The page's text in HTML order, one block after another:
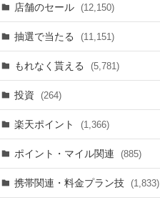
店舗のセール (12,150)
抽選で当たる (11,151)
もれなく貰える (5,781)
投資 (264)
楽天ポイント (1,366)
ポイント・マイル関連 (885)
携帯関連・料金プラン技 (1,833)